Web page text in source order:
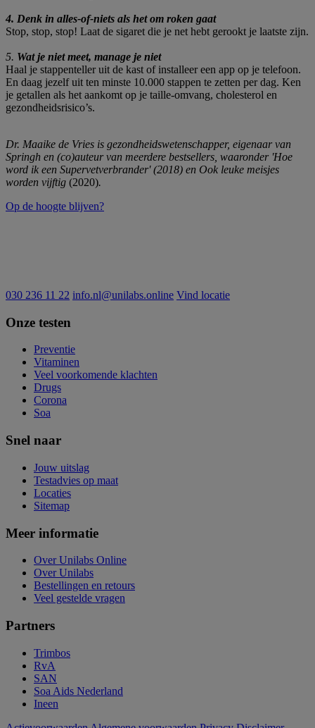
4. Denk in alles-of-niets als het om roken gaat
Stop, stop, stop! Laat de sigaret die je net hebt gerookt je laatste zijn.
5. Wat je niet meet, manage je niet
Haal je stappenteller uit de kast of installeer een app op je telefoon.
En daag jezelf uit ten minste 10.000 stappen te zetten per dag. Ken
je getallen als het aankomt op je taille-omvang, cholesterol en
gezondheidsrisico’s.
Dr. Maaike de Vries is gezondheidswetenschapper, eigenaar van
Springh en (co)auteur van meerdere bestsellers, waaronder 'Hoe
word ik een Supervetverbrander' (2018) en Ook leuke meisjes
worden vijftig (2020).
Op de hoogte blijven?
030 236 11 22 info.nl@unilabs.online Vind locatie
Onze testen
Preventie
Vitaminen
Veel voorkomende klachten
Drugs
Corona
Soa
Snel naar
Jouw uitslag
Testadvies op maat
Locaties
Sitemap
Meer informatie
Over Unilabs Online
Over Unilabs
Bestellingen en retours
Veel gestelde vragen
Partners
Trimbos
RvA
SAN
Soa Aids Nederland
Ineen